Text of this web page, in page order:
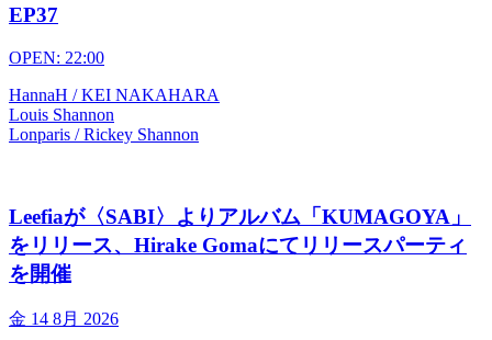
EP37
OPEN: 22:00
HannaH / KEI NAKAHARA
Louis Shannon
Lonparis / Rickey Shannon
Leefiaが〈SABI〉よりアルバム「KUMAGOYA」
をリリース、Hirake Gomaにてリリースパーティ
を開催
金 14 8月 2026